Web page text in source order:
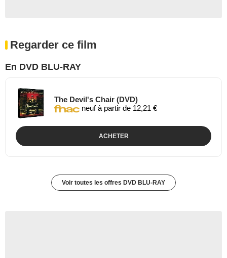
Regarder ce film
En DVD BLU-RAY
The Devil's Chair (DVD)
neuf à partir de 12,21 €
ACHETER
Voir toutes les offres DVD BLU-RAY